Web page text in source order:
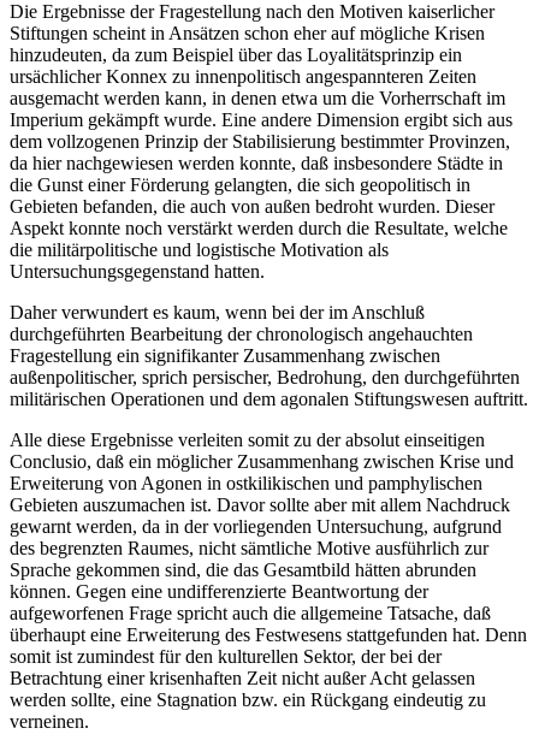
Die Ergebnisse der Fragestellung nach den Motiven kaiserlicher
Stiftungen scheint in Ansätzen schon eher auf mögliche Krisen
hinzudeuten, da zum Beispiel über das Loyalitätsprinzip ein
ursächlicher Konnex zu innenpolitisch angespannteren Zeiten
ausgemacht werden kann, in denen etwa um die Vorherrschaft im
Imperium gekämpft wurde. Eine andere Dimension ergibt sich aus
dem vollzogenen Prinzip der Stabilisierung bestimmter Provinzen,
da hier nachgewiesen werden konnte, daß insbesondere Städte in
die Gunst einer Förderung gelangten, die sich geopolitisch in
Gebieten befanden, die auch von außen bedroht wurden. Dieser
Aspekt konnte noch verstärkt werden durch die Resultate, welche
die militärpolitische und logistische Motivation als
Untersuchungsgegenstand hatten.
Daher verwundert es kaum, wenn bei der im Anschluß
durchgeführten Bearbeitung der chronologisch angehauchten
Fragestellung ein signifikanter Zusammenhang zwischen
außenpolitischer, sprich persischer, Bedrohung, den durchgeführten
militärischen Operationen und dem agonalen Stiftungswesen auftritt.
Alle diese Ergebnisse verleiten somit zu der absolut einseitigen
Conclusio, daß ein möglicher Zusammenhang zwischen Krise und
Erweiterung von Agonen in ostkilikischen und pamphylischen
Gebieten auszumachen ist. Davor sollte aber mit allem Nachdruck
gewarnt werden, da in der vorliegenden Untersuchung, aufgrund
des begrenzten Raumes, nicht sämtliche Motive ausführlich zur
Sprache gekommen sind, die das Gesamtbild hätten abrunden
können. Gegen eine undifferenzierte Beantwortung der
aufgeworfenen Frage spricht auch die allgemeine Tatsache, daß
überhaupt eine Erweiterung des Festwesens stattgefunden hat. Denn
somit ist zumindest für den kulturellen Sektor, der bei der
Betrachtung einer krisenhaften Zeit nicht außer Acht gelassen
werden sollte, eine Stagnation bzw. ein Rückgang eindeutig zu
verneinen.